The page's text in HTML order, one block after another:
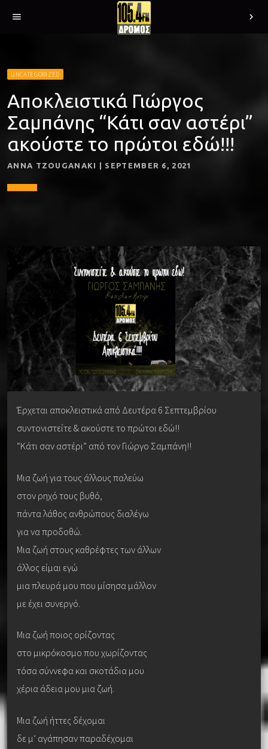
menu chevron_right
UNCATEGORIZED
Αποκλειστικά Γιώργος
Σαμπάνης “Κάτι σαν αστέρι”
ακούστε το πρώτοι εδώ!!!
ANNA TZOUGANAKI | SEPTEMBER 6, 2021
Έρχεται αποκλειστικά από Δευτέρα 6 Σεπτεμβρίου
συντονιστείτε & ακούστε το πρώτοι εδώ!!
“Κάτι σαν αστέρι” από τον Γιώργο Σαμπάνη!!
Μια ζωή για τους άλλους παλεύω
στον ρηχό τους βυθό,
πάντα λάθος ανθρώπους διαλέγω
για να προδοθώ.
Μια ζωή στους καθρέφτες των άλλων
άλλος είμαι εγώ
μια πλευρά μου που μίσησα μάλλον
με έχει συνεργό.
Μια ζωή ποιος ορίζοντας
στο μικρόκοσμο που χωρίζοντας
τόσα σύννεφα και σκοτάδια μου
χέρια άδεια μου μια ζωή.
Μια ζωή ήττες δέχομαι
δε μ’ αγάπησαν παραδέχομαι